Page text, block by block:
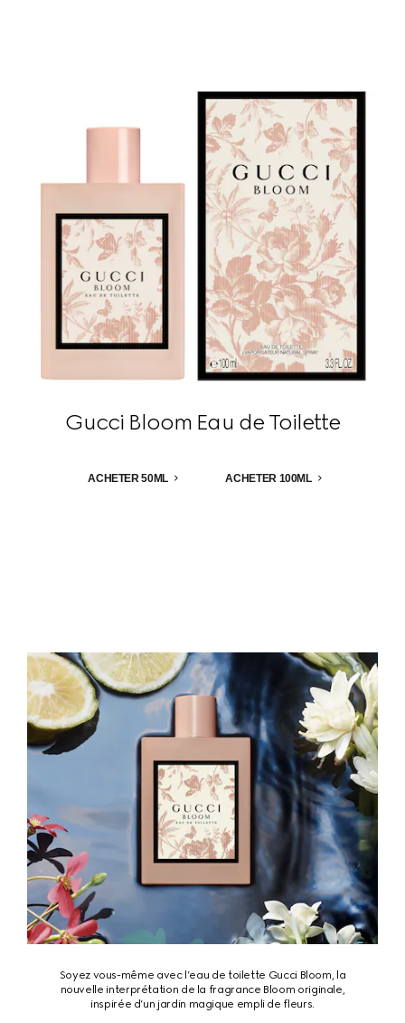
Gucci Bloom Eau de Toilette
ACHETER 50ML ACHETER 100ML
Soyez vous-même avec l’eau de toilette Gucci Bloom, la
nouvelle interprétation de la fragrance Bloom originale,
inspirée d’un jardin magique empli de fleurs.